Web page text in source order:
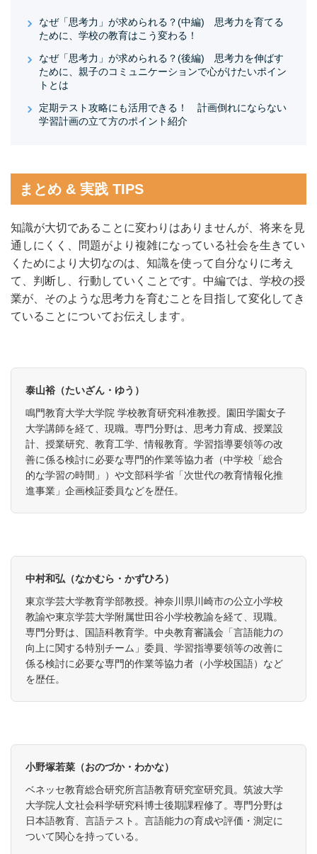
なぜ「思考力」が求められる？(中編) 思考力を育てる
ために、学校の教育はこう変わる！
なぜ「思考力」が求められる？(後編) 思考力を伸ばす
ために、親子のコミュニケーションで心がけたいポイン
トとは
定期テスト攻略にも活用できる！ 計画倒れにならない
学習計画の立て方のポイント紹介
まとめ & 実践 TIPS
知識が大切であることに変わりはありませんが、将来を見
通しにくく、問題がより複雑になっている社会を生きてい
くためにより大切なのは、知識を使って自分なりに考え
て、判断し、行動していくことです。中編では、学校の授
業が、そのような思考力を育むことを目指して変化してき
ていることについてお伝えします。
泰山裕（たいざん・ゆう）
鳴門教育大学大学院 学校教育研究科准教授。園田学園女子
大学講師を経て、現職。専門分野は、思考力育成、授業設
計、授業研究、教育工学、情報教育。学習指導要領等の改
善に係る検討に必要な専門的作業等協力者（中学校「総合
的な学習の時間」）や文部科学省「次世代の教育情報化推
進事業」企画検証委員などを歴任。
中村和弘（なかむら・かずひろ）
東京学芸大学教育学部教授。神奈川県川崎市の公立小学校
教諭や東京学芸大学附属世田谷小学校教諭を経て、現職。
専門分野は、国語科教育学。中央教育審議会「言語能力の
向上に関する特別チーム」委員、学習指導要領等の改善に
係る検討に必要な専門的作業等協力者（小学校国語）など
を歴任。
小野塚若菜（おのづか・わかな）
ベネッセ教育総合研究所言語教育研究室研究員。筑波大学
大学院人文社会科学研究科博士後期課程修了。専門分野は
日本語教育、言語テスト。言語能力の育成や評価・測定に
ついて関心を持っている。